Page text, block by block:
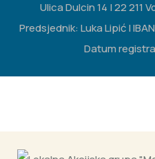
Ulica Dulcin 14 | 22 211
Predsjednik: Luka Lipić |
Datum